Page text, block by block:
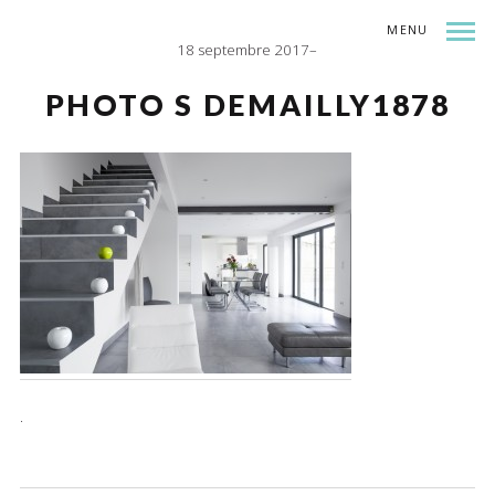
MENU
18 septembre 2017
PHOTO S DEMAILLY1878
.